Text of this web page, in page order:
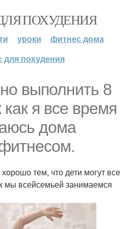
ПОХУДЕНИЯ
уроки
фитнес дома
для похудения
выполнить 8
как я все время
дома
тем, что дети могут все
мы всейсемьей занимаемся